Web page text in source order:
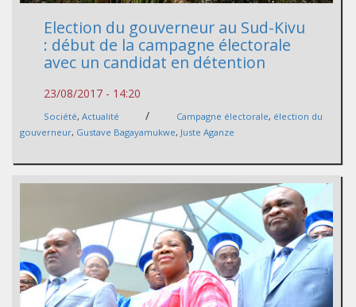
Election du gouverneur au Sud-Kivu
: début de la campagne électorale
avec un candidat en détention
23/08/2017 - 14:20
Société, Actualité / Campagne électorale, élection du
gouverneur, Gustave Bagayamukwe, Juste Aganze